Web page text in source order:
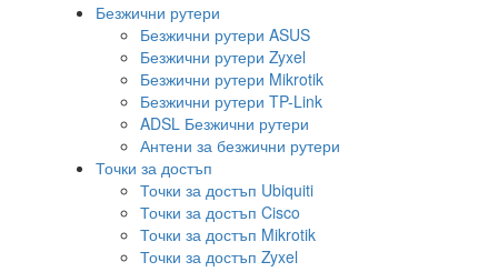
Безжични рутери
Безжични рутери ASUS
Безжични рутери Zyxel
Безжични рутери Mikrotik
Безжични рутери TP-Link
ADSL Безжични рутери
Антени за безжични рутери
Точки за достъп
Точки за достъп Ubiquiti
Точки за достъп Cisco
Точки за достъп Mikrotik
Точки за достъп Zyxel